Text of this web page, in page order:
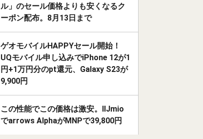
ル」のセール価格よりも安くなるク
ーポン配布。8月13日まで
ゲオモバイルHAPPYセール開始！
UQモバイル申し込みでiPhone 12が1
円+1万円分のpt還元、Galaxy S23が
9,900円
この性能でこの価格は激安。IIJmio
でarrows AlphaがMNPで39,800円